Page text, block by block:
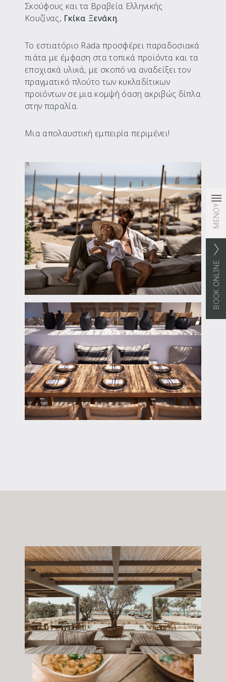
ΜΕΝΟΥ
BOOK ONLINE
Σκούφους και τα Βραβεία Ελληνικής
Κουζίνας, Γκίκα Ξενάκη.
Το εστιατόριο Rada προσφέρει παραδοσιακά
πιάτα με έμφαση στα τοπικά προϊόντα και τα
εποχιακά υλικά, με σκοπό να αναδείξει τον
πραγματικό πλούτο των κυκλαδίτικων
προϊόντων σε μια κομψή όαση ακριβώς δίπλα
στην παραλία.
Μια απολαυστική εμπειρία περιμένει!